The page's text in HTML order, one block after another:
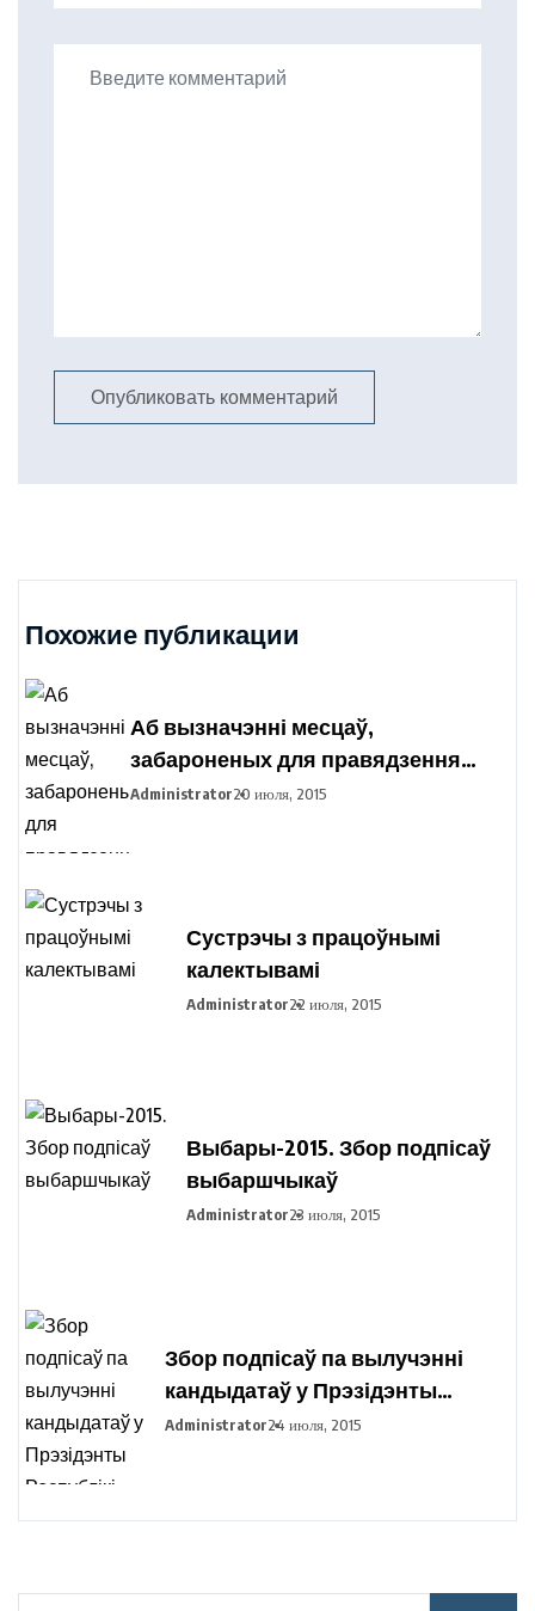
Похожие публикации
Аб вызначэнні месцаў,
забароненых для правядзення
пікетавання з мэтай збору подпісаў
Administrator20 июля, 2015
Сустрэчы з працоўнымі
калектывамі
Administrator22 июля, 2015
Выбары-2015. Збор подпісаў
выбаршчыкаў
Administrator23 июля, 2015
Збор подпісаў па вылучэнні
кандыдатаў у Прэзідэнты
Рэспублікі Беларусь праходзіць
Administrator24 июля, 2015